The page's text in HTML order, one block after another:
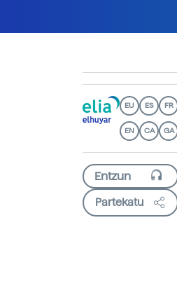
EU ES FR
EN CA GA
Partekatu